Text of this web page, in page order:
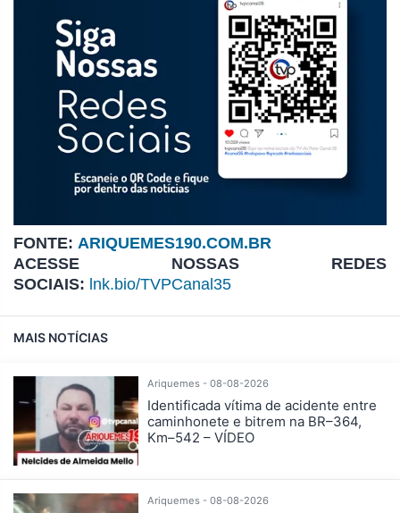
FONTE: ARIQUEMES190.COM.BR
ACESSE NOSSAS REDES
SOCIAIS: lnk.bio/TVPCanal35
MAIS NOTÍCIAS
Ariquemes - 08-08-2026
Identificada vítima de acidente entre
caminhonete e bitrem na BR–364,
Km–542 – VÍDEO
Ariquemes - 08-08-2026